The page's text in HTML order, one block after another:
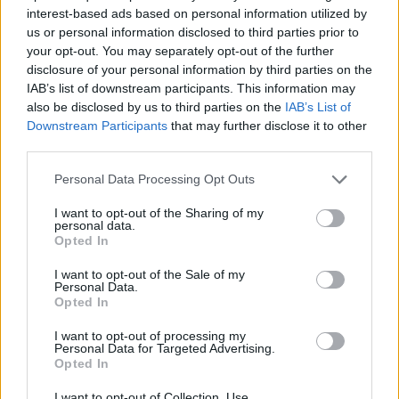
interest-based ads based on personal information utilized by
us or personal information disclosed to third parties prior to
your opt-out. You may separately opt-out of the further
disclosure of your personal information by third parties on the
IAB’s list of downstream participants. This information may
also be disclosed by us to third parties on the IAB’s List of
Downstream Participants that may further disclose it to other
Personal Data Processing Opt Outs
I want to opt-out of the Sharing of my
personal data.
Opted In
I want to opt-out of the Sale of my
Personal Data.
Opted In
I want to opt-out of processing my
Personal Data for Targeted Advertising.
Opted In
Για μαγειρευτά: οι κηρώδεις πατάτες
διατηρούν το σχήμα τους και δεν
διαλύονται
Συχνές Ερωτήσεις
Σε διατροφική αξία, και οι δύο τύποι είναι
κάλιο και σύνθετους υδατάνθρακες. Η κύρια
διαφορά είναι η υφή, όχι η περιεκτικότητα σε
θρεπτικά συστατικά.
Μπορείτε να αντικαταστήσετε τις σκληρές